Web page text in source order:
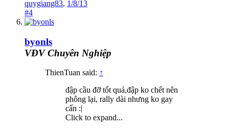
quygiang83, 1/8/13
#4
byonls
VĐV Chuyên Nghiệp
ThienTuan said: ↑
đập cầu đỡ tốt quá,đập ko chết nên
phông lại, rally dài nhưng ko gay
cấn :|
Click to expand...